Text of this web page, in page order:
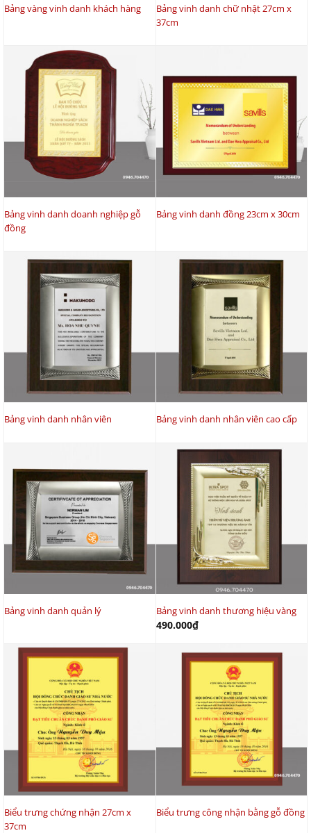
Bảng vàng vinh danh khách hàng
Bảng vinh danh chữ nhật 27cm x
37cm
Bảng vinh danh doanh nghiệp gỗ
đồng
Bảng vinh danh đồng 23cm x 30cm
Bảng vinh danh nhân viên Bảng vinh danh nhân viên cao cấp
Bảng vinh danh quản lý Bảng vinh danh thương hiệu vàng
490.000₫
Biểu trưng chứng nhận 27cm x
37cm
Biểu trưng công nhận bằng gỗ đồng